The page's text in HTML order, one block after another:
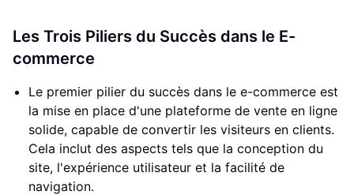
Les Trois Piliers du Succès dans le E-
commerce
Le premier pilier du succès dans le e-commerce est
la mise en place d'une plateforme de vente en ligne
solide, capable de convertir les visiteurs en clients.
Cela inclut des aspects tels que la conception du
site, l'expérience utilisateur et la facilité de
navigation.